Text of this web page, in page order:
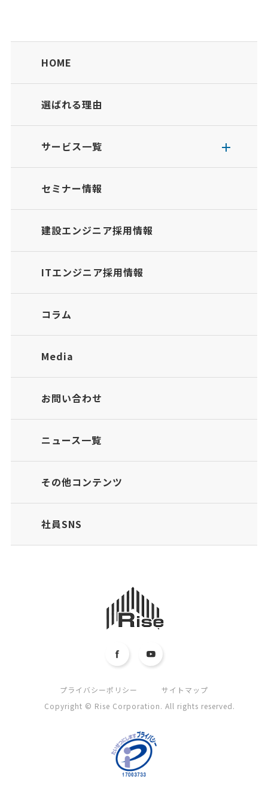
HOME
選ばれる理由
サービス一覧
セミナー情報
建設エンジニア採用情報
ITエンジニア採用情報
コラム
Media
お問い合わせ
ニュース一覧
その他コンテンツ
社員SNS
プライバシーポリシー
サイトマップ
Copyright © Rise Corporation. All rights reserved.